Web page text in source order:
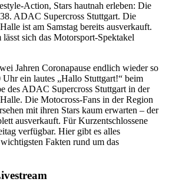
Action, Stars hautnah erleben: Die
ADAC Supercross Stuttgart. Die
ist am Samstag bereits ausverkauft.
sich das Motorsport-Spektakel
Jahren Coronapause endlich wieder so
ein lautes „Hallo Stuttgart!“ beim
des ADAC Supercross Stuttgart in der
Die Motocross-Fans in der Region
mit ihren Stars kaum erwarten – der
ausverkauft. Für Kurzentschlossene
verfügbar. Hier gibt es alles
Fakten rund um das